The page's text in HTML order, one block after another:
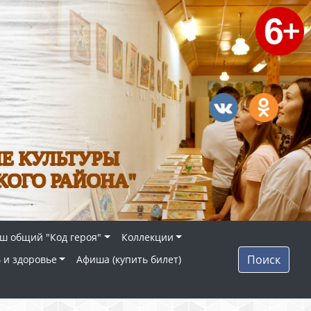
КУЛЬТУРЫ
РАЙОНА"
общий "Код героя"
Коллекции
и здоровье
Афиша (купить билет) Поиск